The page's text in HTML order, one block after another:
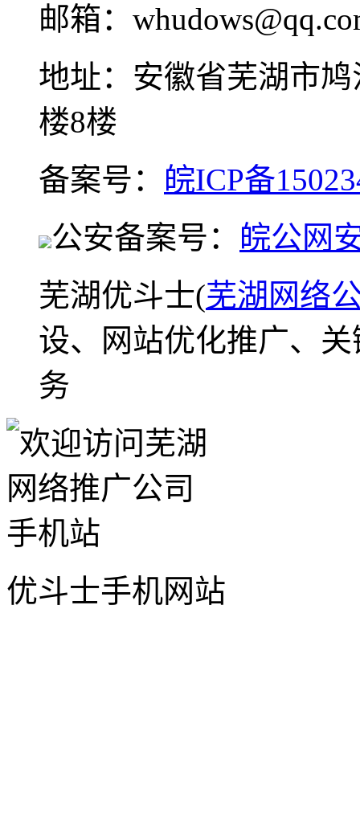
邮箱：
地址：安徽省芜湖市
楼8楼
备案号： 皖ICP备
公安备案号： 皖公网
芜湖优斗士(芜湖网络
设、网站优化推广、
务
优斗士手机网站